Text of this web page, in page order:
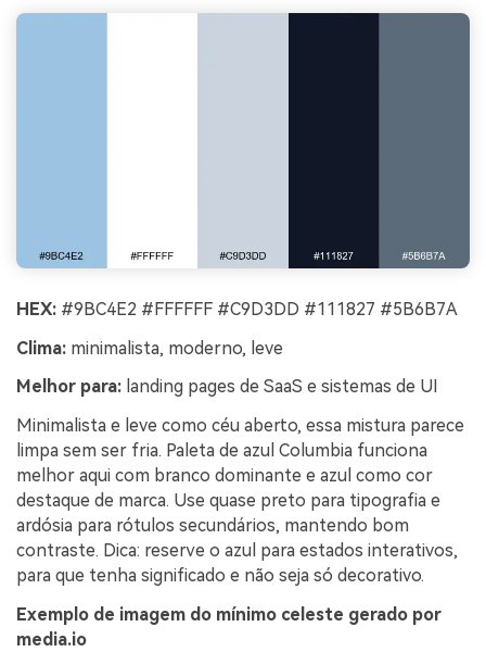
HEX: #9BC4E2 #FFFFFF #C9D3DD #111827 #5B6B7A
Clima: minimalista, moderno, leve
Melhor para: landing pages de SaaS e sistemas de UI
Minimalista e leve como céu aberto, essa mistura parece
limpa sem ser fria. Paleta de azul Columbia funciona
melhor aqui com branco dominante e azul como cor
destaque de marca. Use quase preto para tipografia e
ardósia para rótulos secundários, mantendo bom
contraste. Dica: reserve o azul para estados interativos,
para que tenha significado e não seja só decorativo.
Exemplo de imagem do mínimo celeste gerado por
media.io